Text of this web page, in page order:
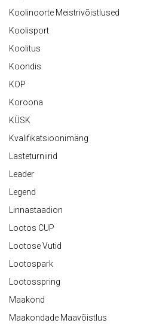
Koolinoorte Meistrivõistlused
Koolisport
Koolitus
Koondis
KOP
Koroona
KÜSK
Kvalifikatsioonimäng
Lasteturniirid
Leader
Legend
Linnastaadion
Lootos CUP
Lootose Vutid
Lootospark
Lootosspring
Maakond
Maakondade Maavõistlus